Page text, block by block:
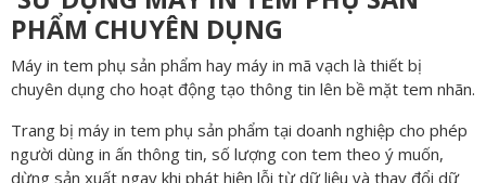
PHẨM CHUYÊN DỤNG
Máy in tem phụ sản phẩm hay máy in mã vạch là thiết bị
chuyên dụng cho hoạt động tạo thông tin lên bề mặt tem nhãn.
Trang bị máy in tem phụ sản phẩm tại doanh nghiệp cho phép
người dùng in ấn thông tin, số lượng con tem theo ý muốn,
dừng sản xuất ngay khi phát hiện lỗi từ dữ liệu và thay đổi dữ